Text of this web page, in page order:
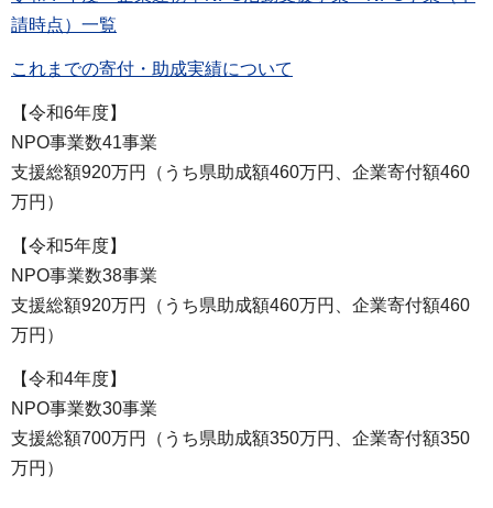
請時点）一覧
これまでの寄付・助成実績について
【令和6年度】
NPO事業数41事業
支援総額920万円（うち県助成額460万円、企業寄付額460
万円）
【令和5年度】
NPO事業数38事業
支援総額920万円（うち県助成額460万円、企業寄付額460
万円）
【令和4年度】
NPO事業数30事業
支援総額700万円（うち県助成額350万円、企業寄付額350
万円）